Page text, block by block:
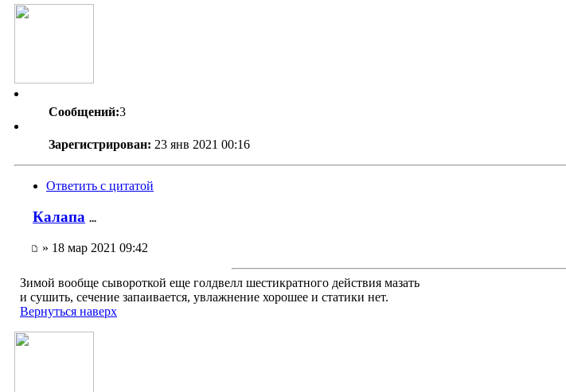
Сообщений:3
Зарегистрирован: 23 янв 2021 00:16
Ответить с цитатой
Калапа ...
» 18 мар 2021 09:42
Зимой вообще сывороткой еще голдвелл шестикратного действия мазать
и сушить, сечение запаивается, увлажнение хорошее и статики нет.
Вернуться наверх